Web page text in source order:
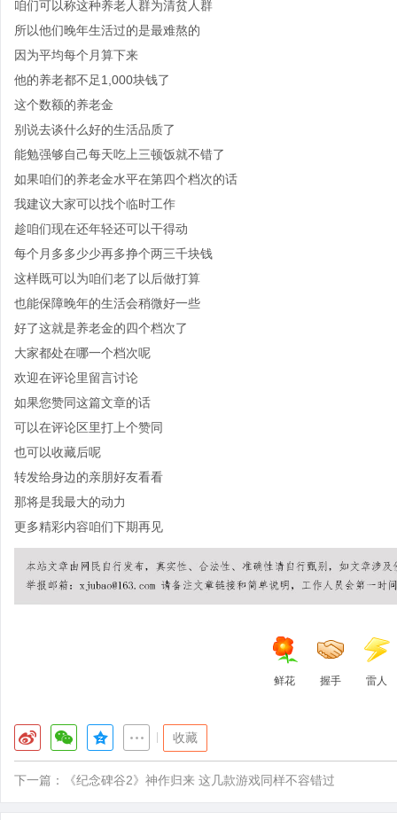
咱们可以称这种养老人群为清贫人群
所以他们晚年生活过的是最难熬的
因为平均每个月算下来
他的养老都不足1,000块钱了
这个数额的养老金
别说去谈什么好的生活品质了
能勉强够自己每天吃上三顿饭就不错了
如果咱们的养老金水平在第四个档次的话
我建议大家可以找个临时工作
趁咱们现在还年轻还可以干得动
每个月多多少少再多挣个两三千块钱
这样既可以为咱们老了以后做打算
也能保障晚年的生活会稍微好一些
好了这就是养老金的四个档次了
大家都处在哪一个档次呢
欢迎在评论里留言讨论
如果您赞同这篇文章的话
可以在评论区里打上个赞同
也可以收藏后呢
转发给身边的亲朋好友看看
那将是我最大的动力
更多精彩内容咱们下期再见
鲜花 握手 雷人
收藏
下一篇： 《纪念碑谷2》神作归来 这几款游戏同样不容错过